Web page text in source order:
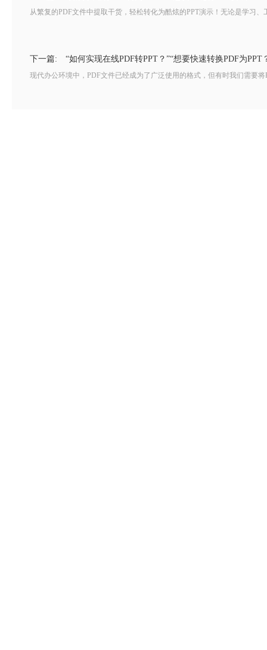
从繁复的PDF文件中提取干货，轻松转化为酷炫的PPT演示！无论是学习
下一篇: “如何实现在线PDF转PPT？”“想要快速转换PDF为PPT
现代办公环境中，PDF文件已经成为了广泛使用的格式，但有时我们需要